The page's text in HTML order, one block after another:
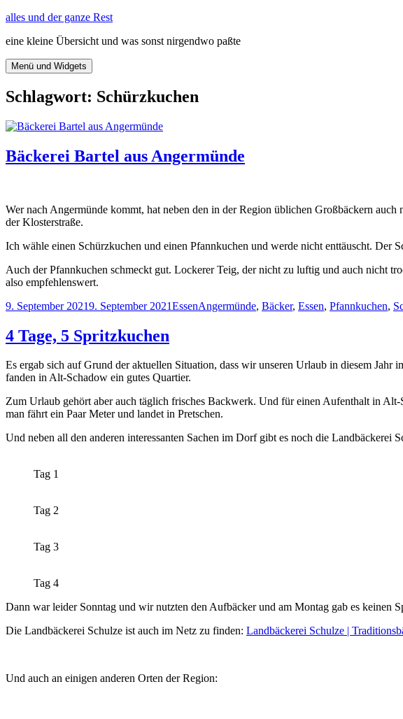
Zum
springen
alles und der ganze Rest
eine kleine Übersicht und was sonst nirgendwo paßte
Menü und Widgets
Schlagwort: Schürzkuchen
Bäckerei Bartel aus Angermünde
Wer nach Angermünde kommt, hat neben den in der Region üblichen Großbäckern
der Klosterstraße.
Ich wähle einen Schürzkuchen und einen Pfannkuchen und werde nicht enttäuscht. Der
Auch der Pfannkuchen schmeckt gut. Lockerer Teig, der nicht zu luftig und auch nicht
also empfehlenswert.
Veröffentlicht
9. September 20219. September 2021Kategorien
EssenSchlagwörter
Angermünde, Bäcker, Essen, Pfannkuchen,
4 Tage, 5 Spritzkuchen
Es ergab sich auf Grund der aktuellen Situation, dass wir unseren Urlaub in diesem
fanden in Alt-Schadow ein gutes Quartier.
Zum Urlaub gehört aber auch täglich frisches Backwerk. Und für einen Aufenthalt in
man fährt ein Paar Meter und landet in Pretschen.
Und neben all den anderen interessanten Sachen im Dorf gibt es noch die
Tag 1
Tag 2
Tag 3
Tag 4
Dann war leider Sonntag und wir nutzten den Aufbäcker und am Montag gab es keinen
Die Landbäckerei Schulze ist auch im Netz zu finden: Landbäckerei Schulze |
Und auch an einigen anderen Orten der Region: